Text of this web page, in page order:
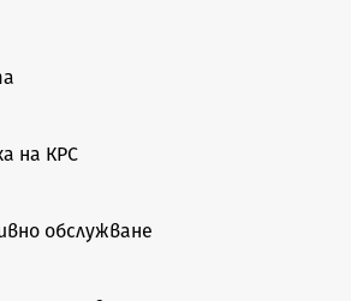
на КРС
обслужване